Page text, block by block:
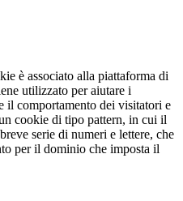
è associato alla piattaforma di
utilizzato per aiutare i
il comportamento dei visitatori e
cookie di tipo pattern, in cui il
serie di numeri e lettere, che
per il dominio che imposta il